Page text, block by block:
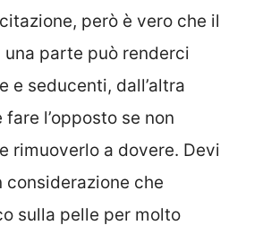
però è vero che il
parte può renderci
e seducenti, dall’altra
l’opposto se non
rimuoverlo a dovere. Devi
che
sulla pelle per molto